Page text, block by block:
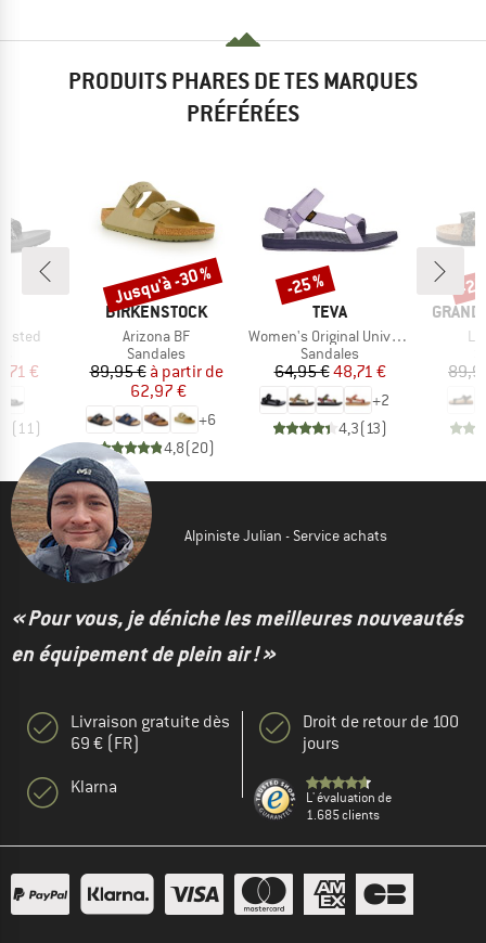
PRODUITS PHARES DE TES MARQUES
PRÉFÉRÉES
réduit
€
(11)
MARQUE
BIRKENSTOCK
Article
Arizona BF
Product group
Sandales
Prix
89,95 € Prix réduit
à partir de
62,97 €
+6
4,8(20)
Remise
Jusqu'à -30 %
MARQUE
TEVA
Article
Women's Original Universal
Product group
Sandales
Prix
64,95 €Prix réduit
48,71 €
+2
4,3(13)
Remise
-25 % -
Alpiniste Julian - Service achats
« Pour vous, je déniche les meilleures nouveautés
en équipement de plein air ! »
Livraison gratuite dès
69 € (FR)
Klarna
Droit de retour de 100
jours
L' évaluation de
1.685 clients